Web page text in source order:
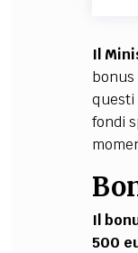
Il
questi
fondi
Il
500